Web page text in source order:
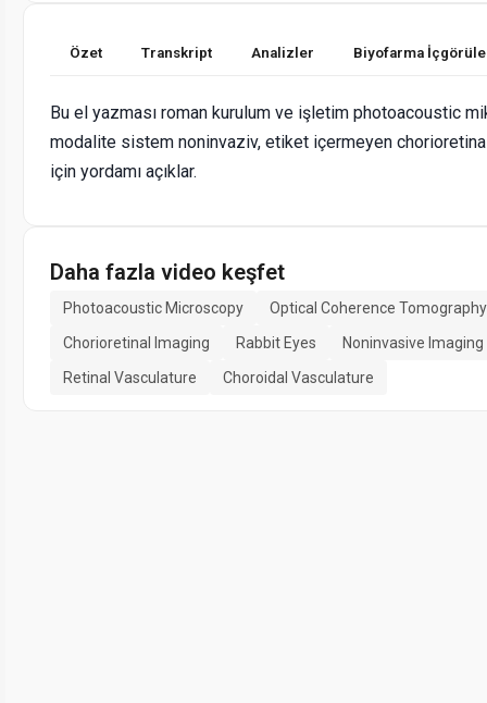
Özet Transkript Analizler Biyofarma
Bu el yazması roman kurulum ve işletim photoacoustic
modalite sistem noninvaziv, etiket içermeyen
için yordamı açıklar.
Daha fazla video keşfet
Photoacoustic Microscopy
Optical Coherence Tomography
Chorioretinal Imaging
Rabbit Eyes
Noninvasive Imaging
Retinal Vasculature
Choroidal Vasculature